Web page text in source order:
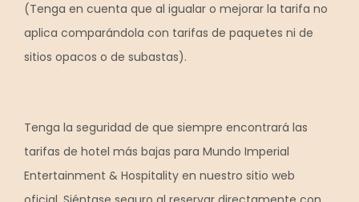
(Tenga en cuenta que al igualar o mejorar la tarifa no
aplica comparándola con tarifas de paquetes ni de
sitios opacos o de subastas).
Tenga la seguridad de que siempre encontrará las
tarifas de hotel más bajas para Mundo Imperial
Entertainment & Hospitality en nuestro sitio web